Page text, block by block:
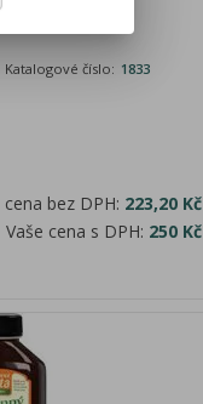
Katalogové číslo: 1833
cena bez DPH: 223,20 Kč
Vaše cena s DPH: 250 Kč